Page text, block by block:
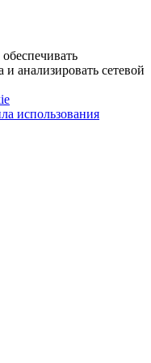
анализировать сетевой
использования